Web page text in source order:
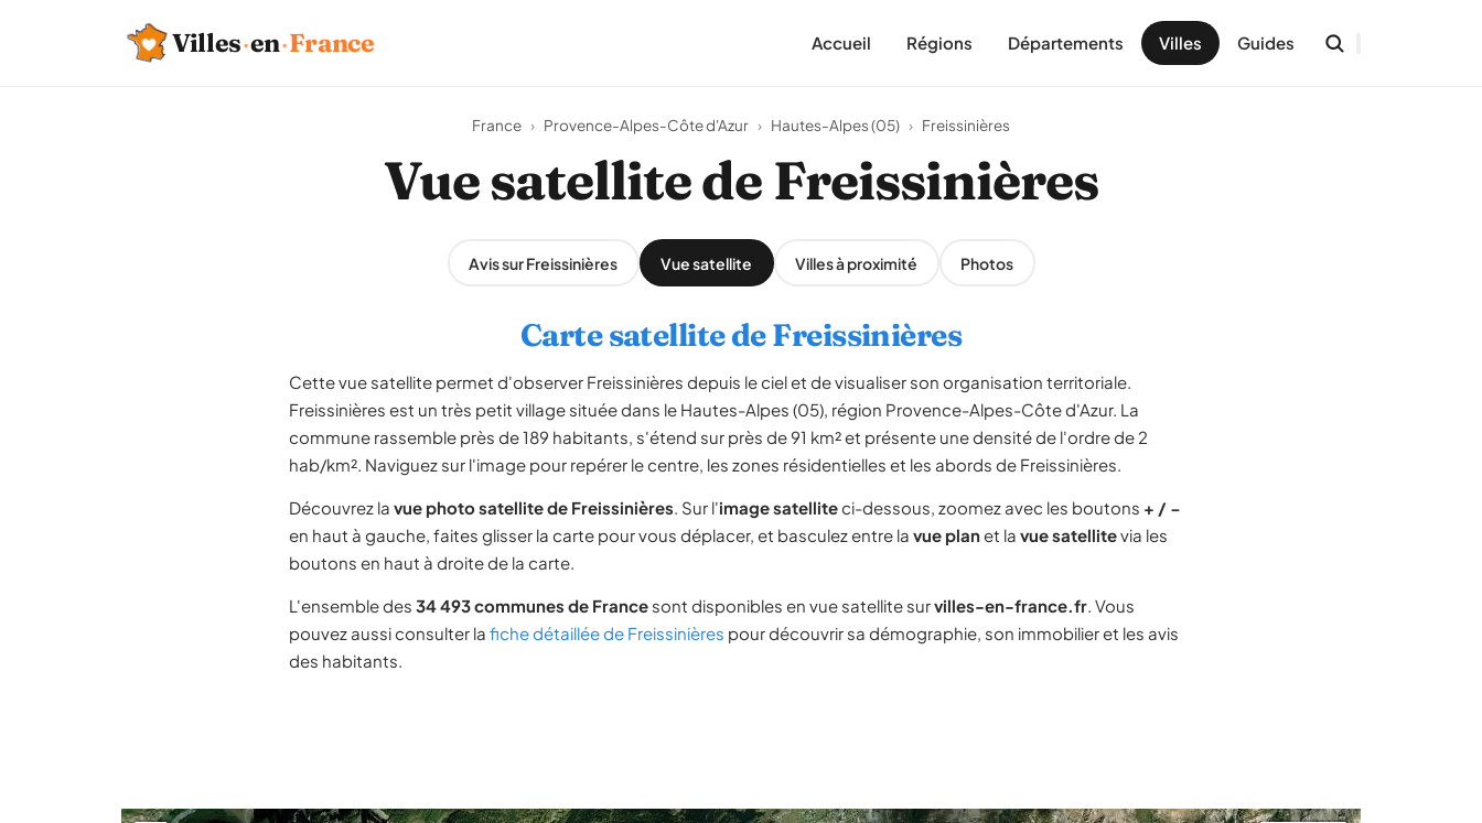
Villes·en·France Accueil Régions Départements Villes Guides
France › Provence-Alpes-Côte d'Azur › Hautes-Alpes (05) › Freissinières
Vue satellite de Freissinières
Avis sur Freissinières Vue satellite Villes à proximité Photos
Carte satellite de Freissinières
Cette vue satellite permet d'observer Freissinières depuis le ciel et de visualiser son organisation territoriale.
Freissinières est un très petit village située dans le Hautes-Alpes (05), région Provence-Alpes-Côte d'Azur. La
commune rassemble près de 189 habitants, s'étend sur près de 91 km² et présente une densité de l'ordre de 2
hab/km². Naviguez sur l'image pour repérer le centre, les zones résidentielles et les abords de Freissinières.
Découvrez la vue photo satellite de Freissinières. Sur l'image satelliteci-dessous, zoomez avec les boutons + / −
en haut à gauche, faites glisser la carte pour vous déplacer, et basculez entre la vue planet la vue satellitevia les
boutons en haut à droite de la carte.
L'ensemble des 34 493 communes de France sont disponibles en vue satellite survilles-en-france.fr. Vous
pouvez aussi consulter la fiche détaillée de Freissinières pour découvrir sa démographie, son immobilier et les avis
des habitants.